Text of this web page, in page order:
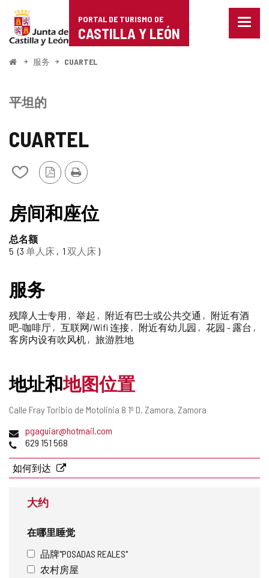
Portal
de
Turismo
Castilla
León
PORTAL DE TURISMO DE
CASTILLA Y LEÓN
菜
开
服务 CUARTEL
CUARTEL
从
笔
记
中
添
删
除
PDF
版
打
印
平坦的
房间和座位
总名额
5 3 单人床 1 双人床
服务
残障人士专用 举起 附近有巴士或公共交通
附近有酒
吧-咖啡厅
互联网/Wifi 连接 附近有幼儿园
花园 - 露台
客房内设有吹风机
旅游胜地
地址和地图位置
邮
地
址
Calle Fray Toribio de Motolinia 8 1º D. Zamora. Zamora
电
子
件
地
pgaguiar@hotmail.com
电
629 151 568
如何到达
大约
在哪里睡觉
品牌"POSADAS REALES"
农村房屋